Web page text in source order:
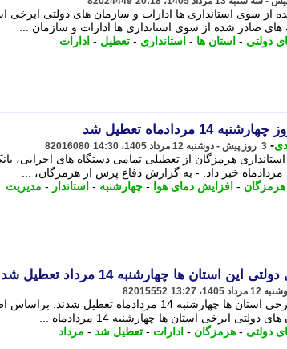
دولتی - استان ها - استانداری - تعطیل - ادارات
مردادماه تعطیل شد
- 3 روز پیش - دوشنبه 12 مرداد 1405، 14:30 82016080
هرمزگان از تعطیلی تمامی دستگاه های اجرایی،
هرمزگان - افزایش دمای هوا - چهارشنبه - استاندار - مدیریت
استان ها چهارشنبه 14 مرداد تعطیل شدند
82015552
ادارات و سازمان های دولتی برخی استان ها چهارشنبه 14
ابرخی استان ها چهارشنبه 14 مردادماه ...
دولتی - هرمزگان - ادارات - تعطیل شد - مرداد